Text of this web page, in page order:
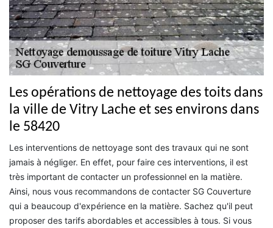
Les opérations de nettoyage des toits dans
la ville de Vitry Lache et ses environs dans
le 58420
Les interventions de nettoyage sont des travaux qui ne sont
jamais à négliger. En effet, pour faire ces interventions, il est
très important de contacter un professionnel en la matière.
Ainsi, nous vous recommandons de contacter SG Couverture
qui a beaucoup d'expérience en la matière. Sachez qu'il peut
proposer des tarifs abordables et accessibles à tous. Si vous